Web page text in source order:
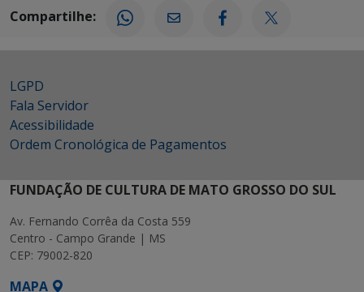
Compartilhe:
LGPD
Fala Servidor
Acessibilidade
Ordem Cronológica de Pagamentos
FUNDAÇÃO DE CULTURA DE MATO GROSSO DO SUL
Av. Fernando Corrêa da Costa 559
Centro - Campo Grande | MS
CEP: 79002-820
MAPA